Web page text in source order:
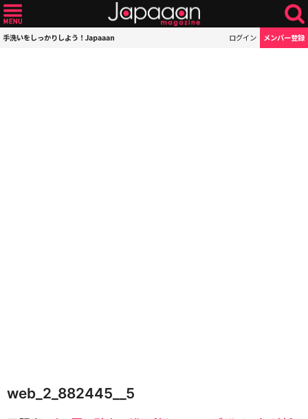
手洗いをしっかりしよう！Japaaan ログイン メンバー登録
web_2_882445__5